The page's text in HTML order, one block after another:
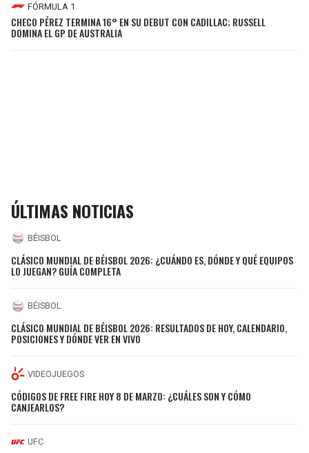
FÓRMULA 1
CHECO PÉREZ TERMINA 16° EN SU DEBUT CON CADILLAC; RUSSELL
DOMINA EL GP DE AUSTRALIA
ÚLTIMAS NOTICIAS
BÉISBOL
CLÁSICO MUNDIAL DE BÉISBOL 2026: ¿CUÁNDO ES, DÓNDE Y QUÉ EQUIPOS
LO JUEGAN? GUÍA COMPLETA
BÉISBOL
CLÁSICO MUNDIAL DE BÉISBOL 2026: RESULTADOS DE HOY, CALENDARIO,
POSICIONES Y DÓNDE VER EN VIVO
VIDEOJUEGOS
CÓDIGOS DE FREE FIRE HOY 8 DE MARZO: ¿CUÁLES SON Y CÓMO
CANJEARLOS?
UFC